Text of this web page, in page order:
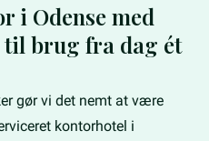
i Odense med
brug fra dag ét
gør vi det nemt at være
kontorhotel i